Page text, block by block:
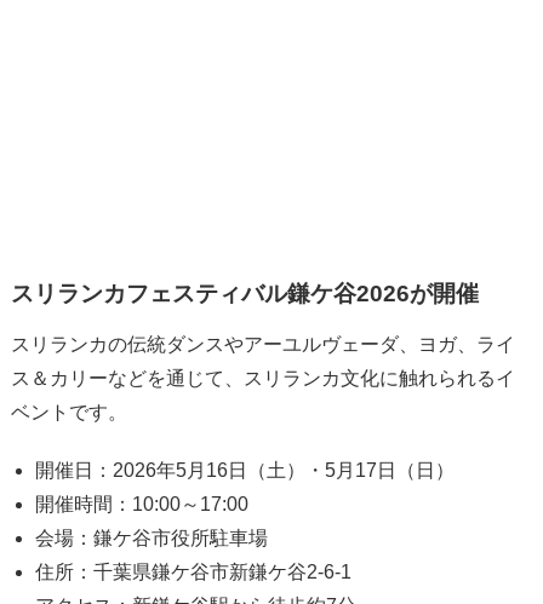
スリランカフェスティバル鎌ケ谷2026が開催
スリランカの伝統ダンスやアーユルヴェーダ、ヨガ、ライ
ス＆カリーなどを通じて、スリランカ文化に触れられるイ
ベントです。
開催日：2026年5月16日（土）・5月17日（日）
開催時間：10:00～17:00
会場：鎌ケ谷市役所駐車場
住所：千葉県鎌ケ谷市新鎌ケ谷2-6-1